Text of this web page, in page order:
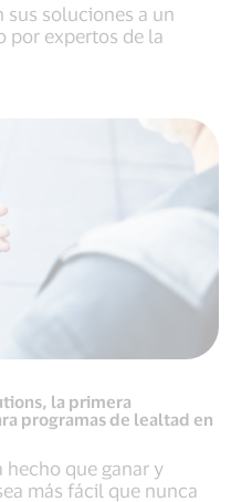
sus soluciones a un
por expertos de la
la primera
programas de lealtad en
que ganar y
más fácil que nunca